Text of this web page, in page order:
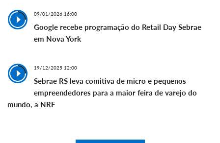
09/01/2026 16:00
Google recebe programação do Retail Day Sebrae
em Nova York
19/12/2025 12:00
Sebrae RS leva comitiva de micro e pequenos
empreendedores para a maior feira de varejo do
mundo, a NRF